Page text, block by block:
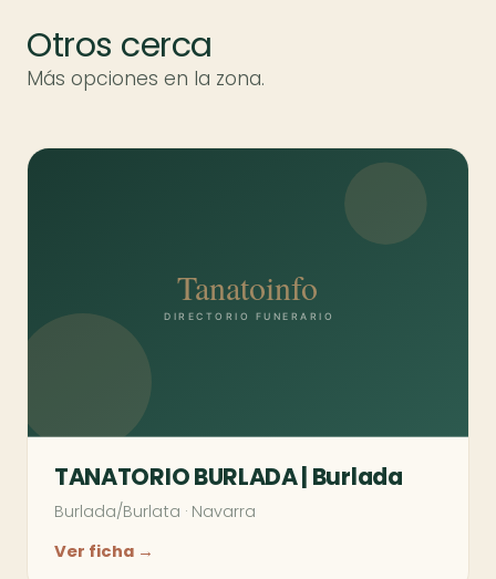
Otros cerca
Más opciones en la zona.
TANATORIO BURLADA | Burlada
Burlada/Burlata · Navarra
Ver ficha →